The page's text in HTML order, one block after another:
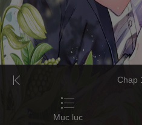
Chap
Mục lục